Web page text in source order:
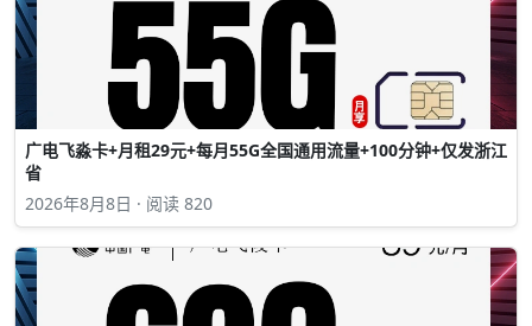
广电飞淼卡+月租29元+每月55G全国通用流量+100分钟+仅发浙江
省
2026年8月8日 · 阅读 820